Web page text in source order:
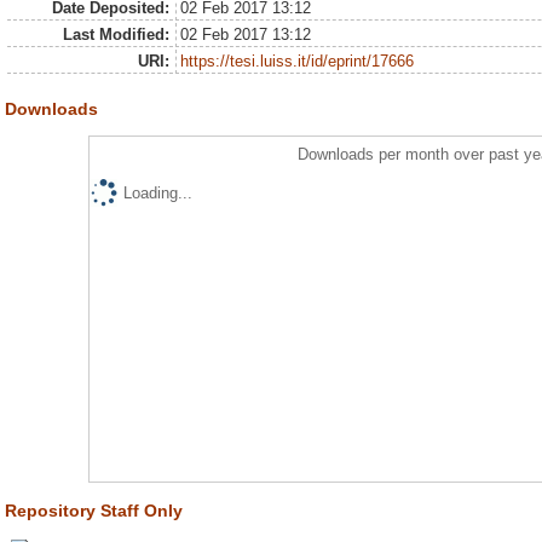
Date Deposited:
02 Feb 2017 13:12
Last Modified:
02 Feb 2017 13:12
URI:
https://tesi.luiss.it/id/eprint/17666
Downloads
Downloads per month over past
Loading...
Repository Staff Only